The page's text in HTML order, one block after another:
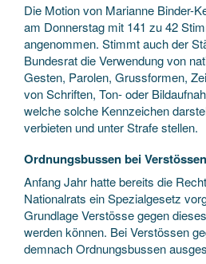
Die Motion von Marianne Binder-
am Donnerstag mit 141 zu 42
angenommen. Stimmt auch der
Bundesrat die Verwendung von
Gesten, Parolen, Grussformen,
von Schriften, Ton- oder
welche solche Kennzeichen
verbieten und unter Strafe stellen.
Ordnungsbussen bei Verstössen
Anfang Jahr hatte bereits die
Nationalrats ein Spezialgesetz
Grundlage Verstösse gegen
werden können. Bei Verstössen
demnach Ordnungsbussen